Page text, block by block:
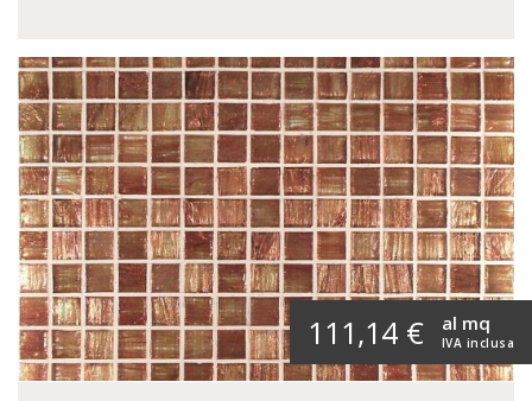
111,14 € IVA inclusa
al mq